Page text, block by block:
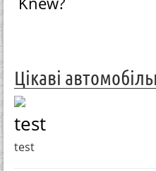
Цікаві
test
test